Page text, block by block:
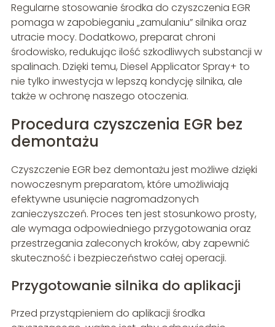
Regularne stosowanie środka do czyszczenia EGR
pomaga w zapobieganiu „zamulaniu” silnika oraz
utracie mocy. Dodatkowo, preparat chroni
środowisko, redukując ilość szkodliwych substancji w
spalinach. Dzięki temu, Diesel Applicator Spray+ to
nie tylko inwestycja w lepszą kondycję silnika, ale
także w ochronę naszego otoczenia.
Procedura czyszczenia EGR bez
demontażu
Czyszczenie EGR bez demontażu jest możliwe dzięki
nowoczesnym preparatom, które umożliwiają
efektywne usunięcie nagromadzonych
zanieczyszczeń. Proces ten jest stosunkowo prosty,
ale wymaga odpowiedniego przygotowania oraz
przestrzegania zaleconych kroków, aby zapewnić
skuteczność i bezpieczeństwo całej operacji.
Przygotowanie silnika do aplikacji
Przed przystąpieniem do aplikacji środka